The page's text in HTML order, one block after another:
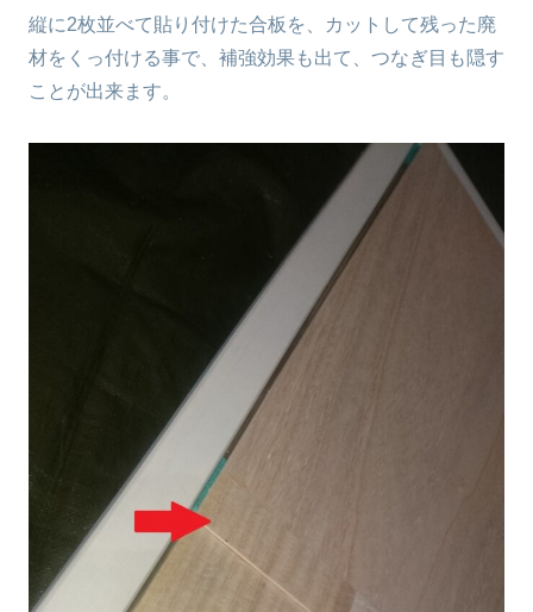
縦に2枚並べて貼り付けた合板を、カットして残った廃
材をくっ付ける事で、補強効果も出て、つなぎ目も隠す
ことが出来ます。